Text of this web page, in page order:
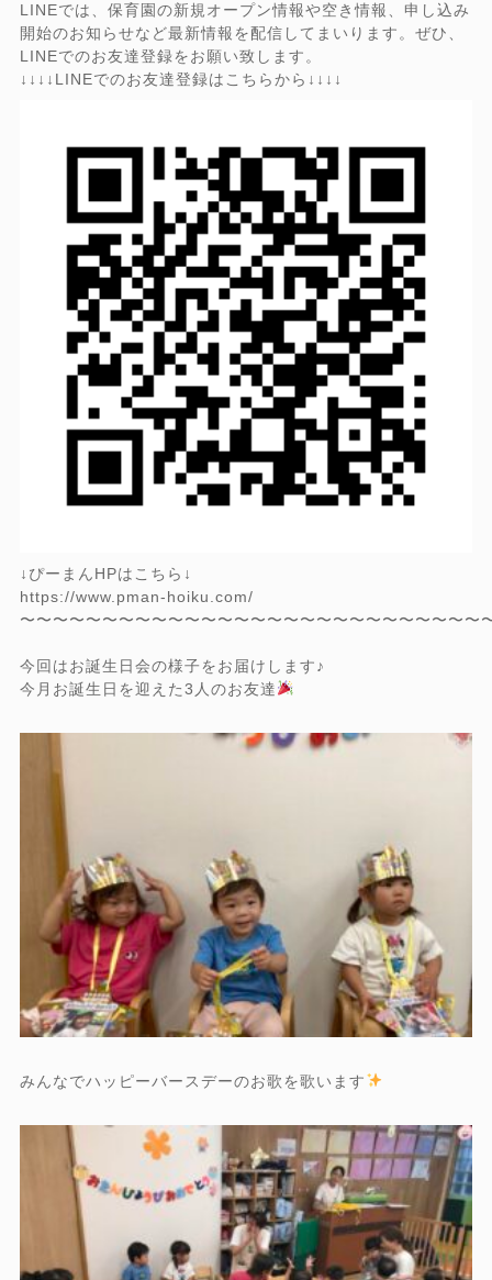
LINEでは、保育園の新規オープン情報や空き情報、申し込み
開始のお知らせなど最新情報を配信してまいります。ぜひ、
LINEでのお友達登録をお願い致します。
↓↓↓↓LINEでのお友達登録はこちらから↓↓↓↓
↓ぴーまんHPはこちら↓
https://www.pman-hoiku.com/
〜〜〜〜〜〜〜〜〜〜〜〜〜〜〜〜〜〜〜〜〜〜〜〜〜〜〜〜
今回はお誕生日会の様子をお届けします♪
今月お誕生日を迎えた3人のお友達
みんなでハッピーバースデーのお歌を歌います